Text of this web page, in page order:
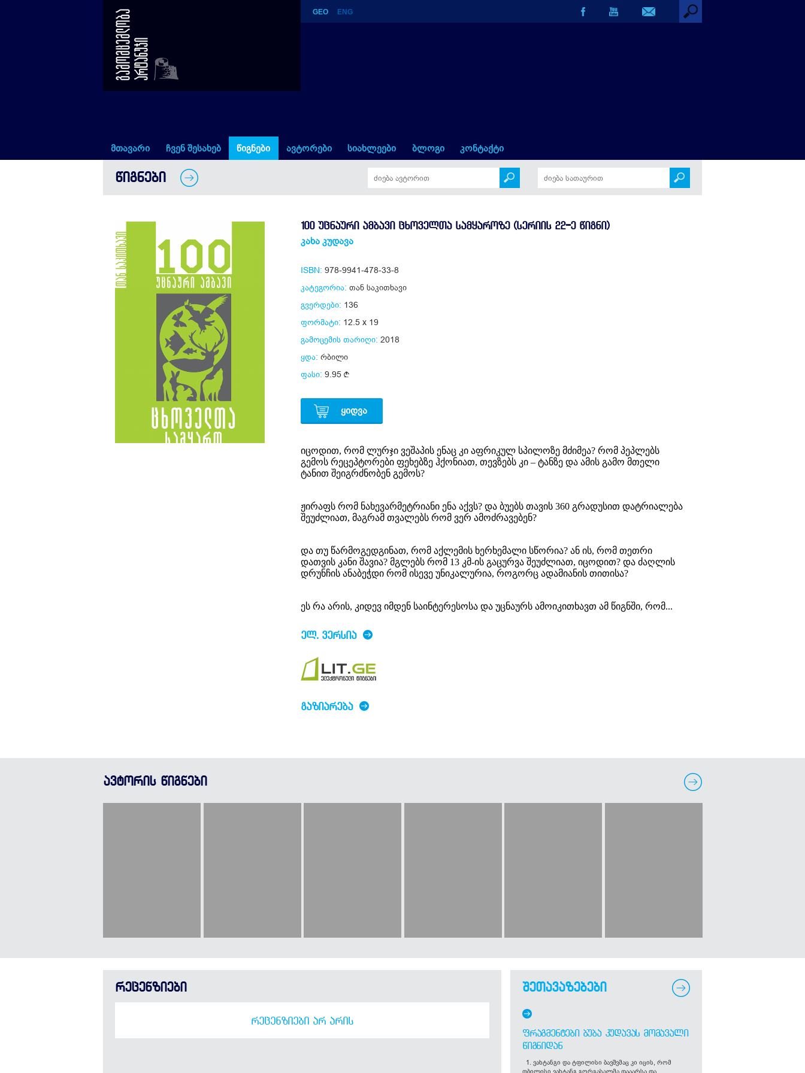
100 უცნაური ამბავი ცხოველთა სამყაროზე (სერიის 22-ე წიგნი)
GEO ENG
მთავარი ჩვენ შესახებ წიგნები ავტორები სიახლეები ბლოგი კონტაქტი
ᲬᲘᲒᲜᲔᲑᲘ
100 ᲣᲪᲜᲐᲣᲠᲘ ᲐᲛᲑᲐᲕᲘ ᲪᲮᲝᲕᲔᲚᲗᲐ ᲡᲐᲛᲧᲐᲠᲝᲖᲔ (ᲡᲔᲠᲘᲘᲡ 22-Ე ᲬᲘᲒᲜᲘ)
კახა კუდავა
ISBN: 978-9941-478-33-8
კატეგორია: თან საკითხავი
გვერდები: 136
ფორმატი: 12.5 x 19
გამოცემის თარიღი: 2018
ყდა: რბილი
ფასი: 9.95
ᲧᲘᲓᲕᲐ
იცოდით, რომ ლურჯი ვეშაპის ენაც კი აფრიკულ სპილოზე მძიმეა? რომ პეპლებს
გემოს რეცეპტორები ფეხებზე ჰქონიათ, თევზებს კი – ტანზე და ამის გამო მთელი
ტანით შეიგრძნობენ გემოს?
ჟირაფს რომ ნახევარმეტრიანი ენა აქვს? და ბუებს თავის 360 გრადუსით დატრიალება
შეუძლიათ, მაგრამ თვალებს რომ ვერ ამოძრავებენ?
და თუ წარმოგედგინათ, რომ აქლემის ხერხემალი სწორია? ან ის, რომ თეთრი
დათვის კანი შავია? მგლებს რომ 13 კმ-ის გაცურვა შეუძლიათ, იცოდით? და ძაღლის
დრუნჩის ანაბეჭდი რომ ისევე უნიკალურია, როგორც ადამიანის თითისა?
ეს რა არის, კიდევ იმდენ საინტერესოსა და უცნაურს ამოიკითხავთ ამ წიგნში, რომ...
ᲔᲚ. ᲕᲔᲠᲡᲘᲐ
ᲒᲐᲖᲘᲐᲠᲔᲑᲐ
ავტორის წიგნები
რეცენზიები
ᲠᲔᲪᲔᲜᲖᲘᲔᲑᲘ ᲐᲠ ᲐᲠᲘᲡ
შეთავაზებები
ᲤᲠᲐᲒᲛᲔᲜᲢᲔᲑᲘ ᲑᲣᲑᲐ ᲙᲣᲓᲐᲕᲐᲡ ᲛᲝᲛᲐᲕᲐᲚᲘ
ᲬᲘᲒᲜᲘᲓᲐᲜ
1. ვახტანგი და ტფილისი ბავშვმაც კი იცის, რომ
თბილისი ვახტანგ გორგასალმა დააარსა და